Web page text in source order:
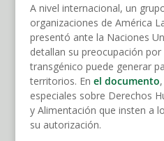
A nivel internacional, un
organizaciones de América
presentó ante la Naciones
detallan su preocupación
transgénico puede generar
territorios. En el documento
especiales sobre Derechos
y Alimentación que insten a
su autorización.